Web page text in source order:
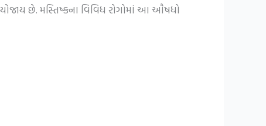
છે. મસ્તિષ્કના વિવિધ રોગોમાં આ ઔષધો